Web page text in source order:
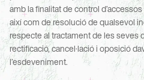
amb la finalitat de control
així com de resolució de qualsevol
respecte al tractament de les seves
rectificació, cancel·lació i oposició
l’esdeveniment.